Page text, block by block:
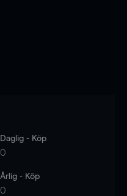
Daglig - Köp
0
Årlig - Köp
0